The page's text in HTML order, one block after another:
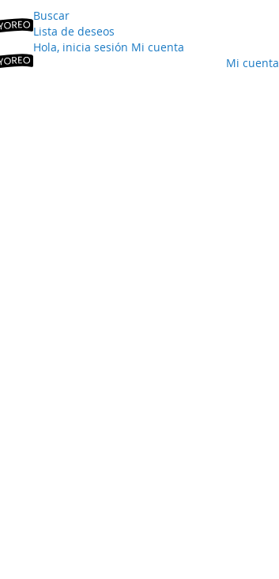
Buscar
Lista de deseos
Hola, inicia sesión Mi cuenta
Mi cuenta